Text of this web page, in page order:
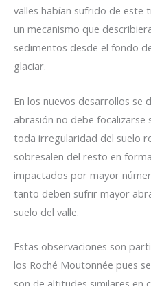
valles habían sufrido de este
un mecanismo que
sedimentos desde el fondo
glaciar.
En los nuevos desarrollos se
abrasión no debe
toda irregularidad del suelo
sobresalen del resto en
impactados por mayor
tanto deben sufrir mayor
suelo del valle.
Estas observaciones son
los Roché Moutonnée pues
son de altitudes similares en